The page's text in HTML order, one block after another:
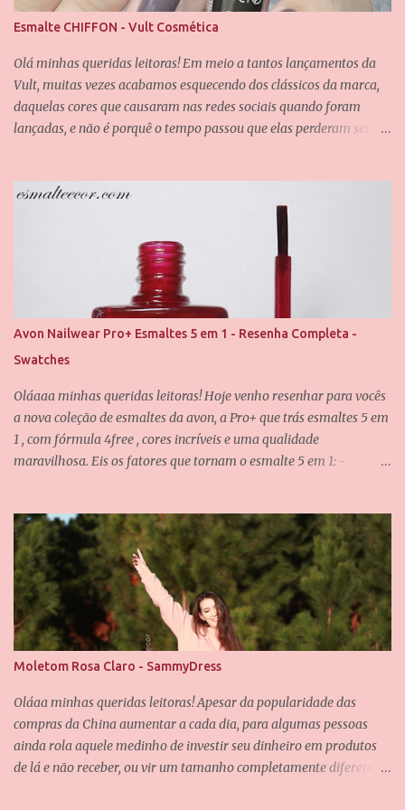
á
r
o
Esmalte CHIFFON - Vult Cosmética
Olá minhas queridas leitoras! Em meio a tantos lançamentos da
Vult, muitas vezes acabamos esquecendo dos clássicos da marca,
daquelas cores que causaram nas redes sociais quando foram
lançadas, e não é porquê o tempo passou que elas perderam seu
grandes mudanças dependendo da iluminação, mas que
dificilmente desagrada alguém. Foram usadas duas camadas para
obter essa cobertura, e uma camada do verniz da Saloon para
abrir esse brilho espelhado. E agora eu quero que vocês me
contem, qual é o seu esmalte clássico da Vult favorito? Até o
próximo post, amores.
Avon Nailwear Pro+ Esmaltes 5 em 1 - Resenha Completa -
Swatches
Oláaaa minhas queridas leitoras! Hoje venho resenhar para vocês
a nova coleção de esmaltes da avon, a Pro+ que trás esmaltes 5 em
1 , com fórmula 4free , cores incríveis e uma qualidade
maravilhosa. Eis os fatores que tornam o esmalte 5 em 1: -
é incrível, ele é achatado e tem as cerdas bem macias, não
deixando o esmalte "arranhado" quando passamos nas unhas. A
fórmula dos esmaltes é 4free , traduzindo, é livre de 4 substâncias
que podem fazer mal as unhas e são causadoras de alergias...
Essas substâncias são: formaldeído, tolueno, DBP e Resina . As
demais informações sobre os esmaltes estão na caixinha, como a
composição e a validade. Os esmaltes vem nessa caixinha preta e
chique, fora o próprio vidrinho dos esmaltes que é muito lindo
também. A coleção possuí oito esmaltes na linha regular e dois de
edição limitada, vou mostrar p...
Moletom Rosa Claro - SammyDress
Oláaa minhas queridas leitoras! Apesar da popularidade das
compras da China aumentar a cada dia, para algumas pessoas
ainda rola aquele medinho de investir seu dinheiro em produtos
de lá e não receber, ou vir um tamanho completamente diferente.